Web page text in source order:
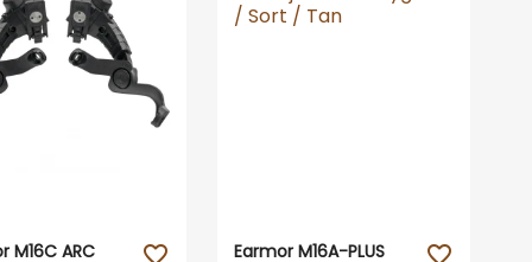
M16C ARC
favorite_outline
Earmor M16A-PLUS
favorite_outline